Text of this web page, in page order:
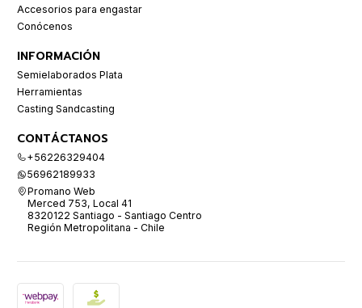
Accesorios para engastar
Conócenos
INFORMACIÓN
Semielaborados Plata
Herramientas
Casting Sandcasting
CONTÁCTANOS
+56226329404
56962189933
Promano Web
Merced 753, Local 41
8320122 Santiago - Santiago Centro
Región Metropolitana - Chile